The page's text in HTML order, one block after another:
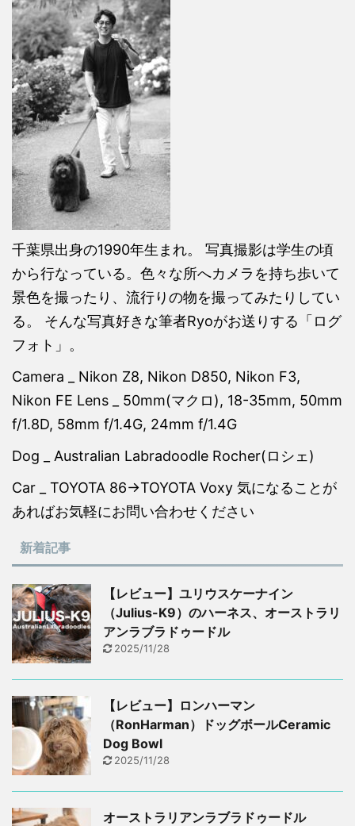
千葉県出身の1990年生まれ。 写真撮影は学生の頃
から行なっている。色々な所へカメラを持ち歩いて
景色を撮ったり、流行りの物を撮ってみたりしてい
る。 そんな写真好きな筆者Ryoがお送りする「ログ
フォト」。
Camera _ Nikon Z8, Nikon D850, Nikon F3,
Nikon FE Lens _ 50mm(マクロ), 18-35mm, 50mm
f/1.8D, 58mm f/1.4G, 24mm f/1.4G
Dog _ Australian Labradoodle Rocher(ロシェ)
Car _ TOYOTA 86→TOYOTA Voxy 気になることが
あればお気軽にお問い合わせください
新着記事
【レビュー】ユリウスケーナイン
（Julius-K9）のハーネス、オーストラリ
アンラブラドゥードル
2025/11/28
【レビュー】ロンハーマン
（RonHarman）ドッグボールCeramic
Dog Bowl
2025/11/28
オーストラリアンラブラドゥードル